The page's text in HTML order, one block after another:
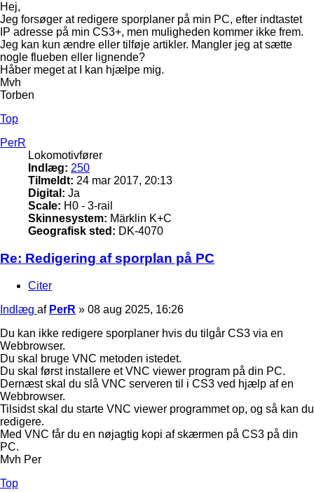
Hej,
Jeg forsøger at redigere sporplaner på min PC, efter indtastet
IP adresse på min CS3+, men muligheden kommer ikke frem.
Jeg kan kun ændre eller tilføje artikler. Mangler jeg at sætte
nogle flueben eller lignende?
Håber meget at I kan hjælpe mig.
Mvh
Torben
Top
PerR
Lokomotivfører
Indlæg: 250
Tilmeldt: 24 mar 2017, 20:13
Digital: Ja
Scale: H0 - 3-rail
Skinnesystem: Märklin K+C
Geografisk sted: DK-4070
Re: Redigering af sporplan på PC
Citer
Indlæg af PerR » 08 aug 2025, 16:26
Du kan ikke redigere sporplaner hvis du tilgår CS3 via en
Webbrowser.
Du skal bruge VNC metoden istedet.
Du skal først installere et VNC viewer program på din PC.
Dernæst skal du slå VNC serveren til i CS3 ved hjælp af en
Webbrowser.
Tilsidst skal du starte VNC viewer programmet op, og så kan du
redigere.
Med VNC får du en nøjagtig kopi af skærmen på CS3 på din
PC.
Mvh Per
Top